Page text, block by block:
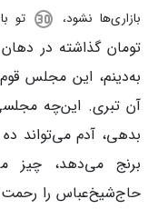
بازاری‌ها نشود،
تو
تومان گذاشته در
به‌دینم، این مجلس
آن تبری. این‌چه
بدهی، آدم می‌تواند ده
برنج می‌دهد، چیز
حاج‌شیخ‌عباس را رحمت